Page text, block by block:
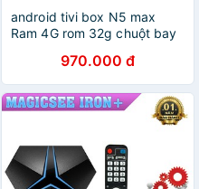
android tivi box N5 max
Ram 4G rom 32g chuột bay
970.000 đ